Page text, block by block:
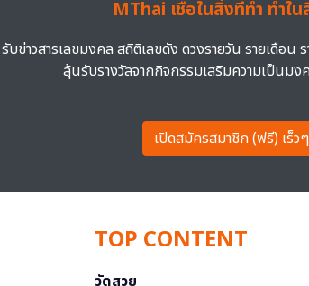
MThai เชื่อในสิ่งที่ทำ ทำใน
รับข่าวสารเลขมงคล สถิติเลขดัง ดวงรายวัน รายเดือน
ลุ้นรับรางวัลจากกิจกรรมเสริมความเป็นมง
เปิดสมัครสมาชิก (ฟรี) เร็ว
TOP CONTENT
วัดสวย